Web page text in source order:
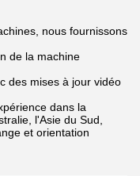
nous fournissons
de la machine
des mises à jour vidéo
dans la
l'Asie du Sud,
et orientation